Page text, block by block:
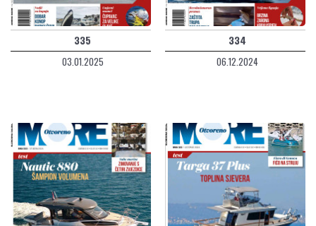
335
03.01.2025
334
06.12.2024